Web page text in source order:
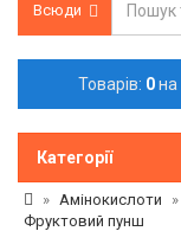
Всюди
Товарів: 0на
Категорії
Амінокислоти
Фруктовий пунш